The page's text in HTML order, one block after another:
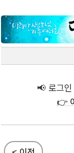
📢 로그
👉